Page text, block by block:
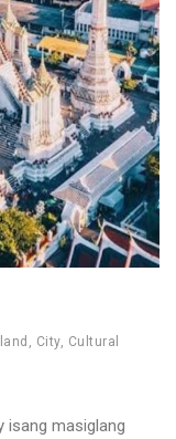
, City, Cultural
isang masiglang